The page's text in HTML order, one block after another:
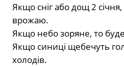
Якщо сніг або дощ 2
врожаю.
Якщо небо зоряне, то
Якщо синиці щебечуть
холодів.